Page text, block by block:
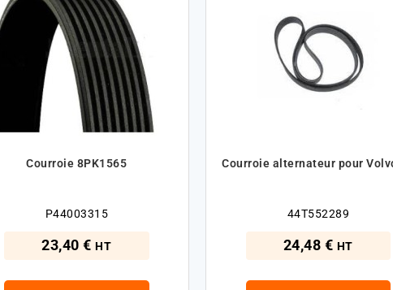
Courroie 8PK1565
P44003315
23,40 €HT
Courroie alternateur pour
44T552289
24,48 € HT